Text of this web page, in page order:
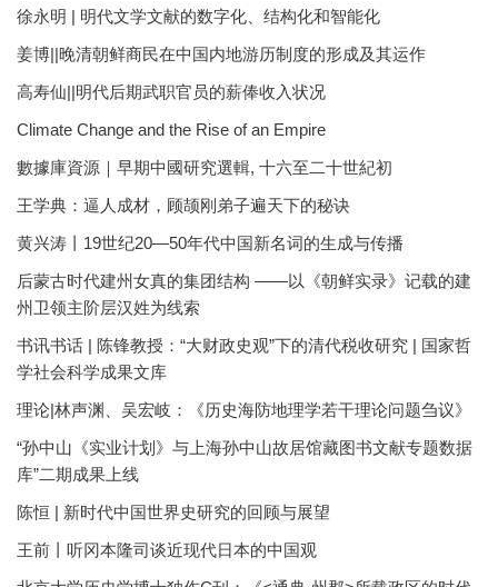
徐永明 | 明代文学文献的数字化、结构化和智能化
姜博||晚清朝鲜商民在中国内地游历制度的形成及其运作
高寿仙||明代后期武职官员的薪俸收入状况
Climate Change and the Rise of an Empire
數據庫資源｜早期中國研究選輯, 十六至二十世紀初
王学典：逼人成材，顾颉刚弟子遍天下的秘诀
黄兴涛丨19世纪20—50年代中国新名词的生成与传播
后蒙古时代建州女真的集团结构 ——以《朝鲜实录》记载的建
州卫领主阶层汉姓为线索
书讯书话 | 陈锋教授：“大财政史观”下的清代税收研究 | 国家哲
学社会科学成果文库
理论|林声渊、吴宏岐：《历史海防地理学若干理论问题刍议》
“孙中山《实业计划》与上海孙中山故居馆藏图书文献专题数据
库”二期成果上线
陈恒 | 新时代中国世界史研究的回顾与展望
王前丨听冈本隆司谈近现代日本的中国观